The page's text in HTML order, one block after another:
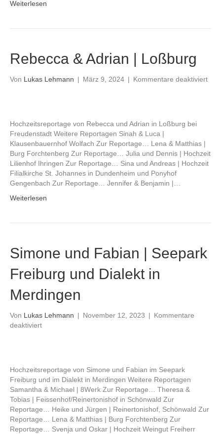
Weiterlesen
Rebecca & Adrian | Loßburg
Von Lukas Lehmann | März 9, 2024 | Kommentare deaktiviertfür
Hochzeitsreportage von Rebecca und Adrian in Loßburg bei
Freudenstadt Weitere Reportagen Sinah & Luca |
Klausenbauernhof Wolfach Zur Reportage… Lena & Matthias |
Burg Forchtenberg Zur Reportage… Julia und Dennis | Hochzeit
Lilienhof Ihringen Zur Reportage… Sina und Andreas | Hochzeit
Filialkirche St. Johannes in Dundenheim und Ponyhof
Gengenbach Zur Reportage… Jennifer & Benjamin |…
Weiterlesen
Simone und Fabian | Seepark
Freiburg und Dialekt in
Merdingen
Von Lukas Lehmann | November 12, 2023 | Kommentare
deaktiviertfür
Seepark
Freiburg
und
Dialekt
in
Merdingen
Hochzeitsreportage von Simone und Fabian im Seepark
Freiburg und im Dialekt in Merdingen Weitere Reportagen
Samantha & Michael | 8Werk Zur Reportage… Theresa &
Tobias | Feissenhof/Reinertonishof in Schönwald Zur
Reportage… Heike und Jürgen | Reinertonishof, Schönwald Zur
Reportage… Lena & Matthias | Burg Forchtenberg Zur
Reportage… Svenja und Oskar | Hochzeit Weingut Freiherr